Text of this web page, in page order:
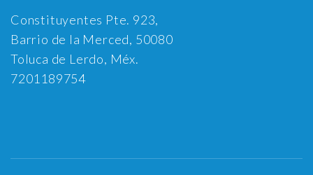
Constituyentes Pte. 923,
Barrio de la Merced, 50080
Toluca de Lerdo, Méx.
7201189754